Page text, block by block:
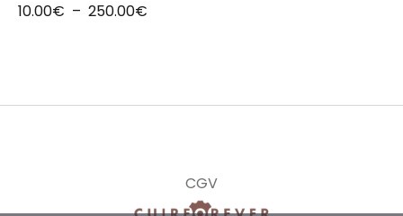
10.00€ – 250.00€
CGV